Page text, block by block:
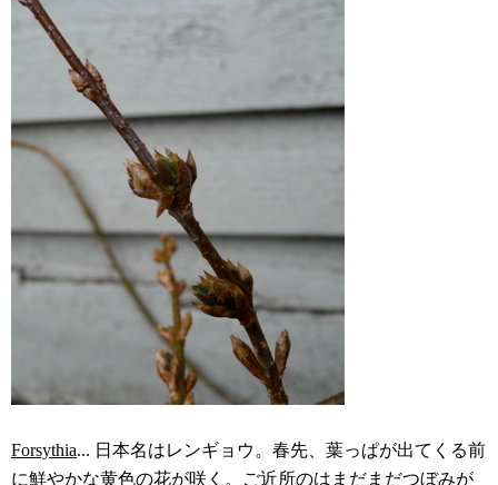
Forsythia... 日本名はレンギョウ。春先、葉っぱが出てくる前
に鮮やかな黄色の花が咲く。ご近所のはまだまだつぼみが